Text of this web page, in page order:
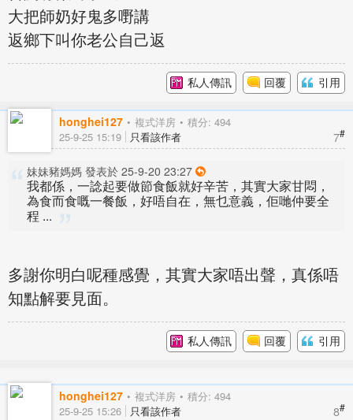
大把師奶好鬼多嘢講
返鄉下叫你老公自己返
私人傳訊 回覆 引用
honghei127 複式洋房 積分: 494
7#
25-9-25 15:19 只看該作者
妹妹豬媽媽 發表於 25-9-20 23:27
我都係，一諗起要做節食飯就好辛苦，其實大家甘悶，
為食而食嘅一餐飯，好唔自在，無乜意義，佢哋仲要全
程 ...
多謝你明白呢種感覺，其實大家唔出聲，真係唔
知點解要見面。
私人傳訊 回覆 引用
honghei127 複式洋房 積分: 494
8#
25-9-25 15:26 只看該作者